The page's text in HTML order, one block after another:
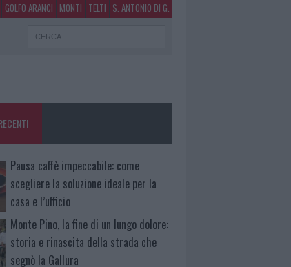
GOLFO ARANCI MONTI TELTI S. ANTONIO DI G.
Pausa caffè impeccabile: come
scegliere la soluzione ideale per la
casa e l’ufficio
Monte Pino, la fine di un lungo dolore:
storia e rinascita della strada che
segnò la Gallura